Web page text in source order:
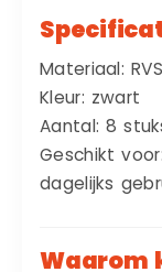
Materiaal:
Kleur: zwart
Aantal: 8
Geschikt
dagelijks
Waarom